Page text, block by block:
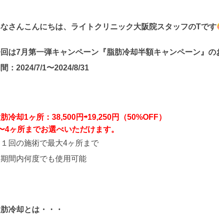
さんこんにちは、ライトクリニック大阪院スタッフのTです
は7月第一弾キャンペーン 『脂肪冷却半額キャンペーン』 の
：2024/7/1〜2024/8/31
冷却1ヶ所：38,500円⇨19,250円（50%OFF）
4ヶ所までお選べいただけます。
回の施術で最大4ヶ所まで
間内何度でも使用可能
冷却とは・・・